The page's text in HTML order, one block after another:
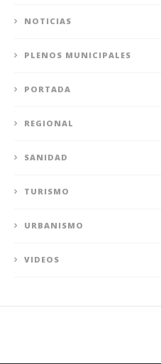
NOTICIAS
PLENOS MUNICIPALES
PORTADA
REGIONAL
SANIDAD
TURISMO
URBANISMO
VIDEOS